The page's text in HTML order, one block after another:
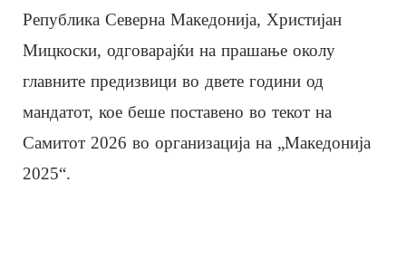
Република Северна Македонија, Христијан
Мицкоски, одговарајќи на прашање околу
главните предизвици во двете години од
мандатот, кое беше поставено во текот на
Самитот 2026 во организација на „Македонија
2025“.